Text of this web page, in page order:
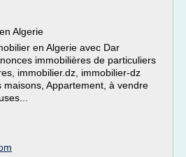
Algerie
en Algerie avec Dar
immobilières de particuliers
immobilier.dz, immobilier-dz
Appartement, à vendre